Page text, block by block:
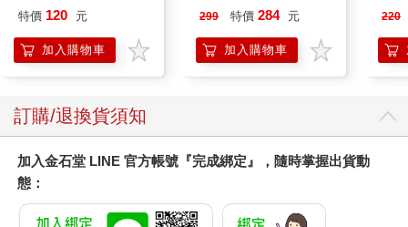
特價 120 元
加入購物車
款封面-不挑款隨機出
299 特價 284 元
加入購物車
220
訂購/退換貨須知
加入金石堂 LINE 官方帳號『完成綁定』，隨時掌握出貨動
態：